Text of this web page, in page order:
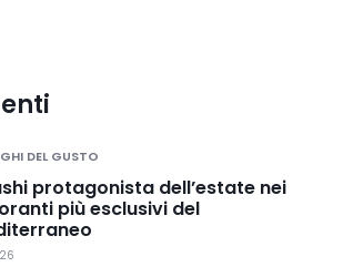
DEL GUSTO
protagonista dell’estate nei
più esclusivi del